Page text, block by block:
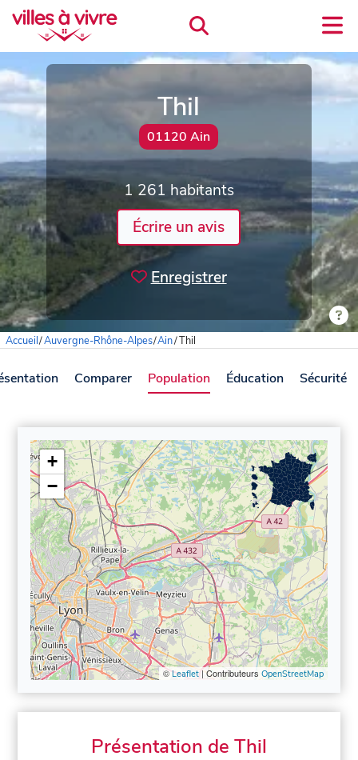
Thil
01120 Ain
1 261 habitants
Écrire un avis
Enregistrer
Accueil/Auvergne-Rhône-Alpes/Ain/Thil
Comparer Population Éducation Sécurité
+
−
©Leaflet| Contributeurs OpenStreetMap
Présentation de Thil